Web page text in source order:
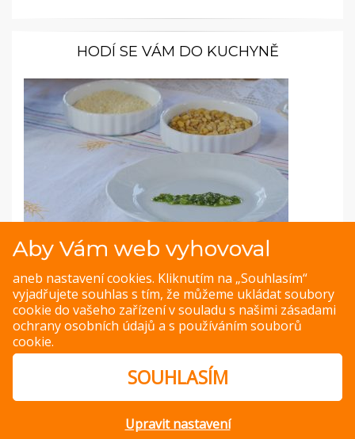
HODÍ SE VÁM DO KUCHYNĚ
Fotopostup: Bylinkové pesto
Tato pasta z bylinek, oříšků a česneku krásně doplní
těstoviny a přinese do vaší kuchyně vůni léta v každém
ročním období.
ZOBRAZIT
© Copyright 2014 – 2026 –Jak v kuchyni
Aby Vám web vyhovoval
aneb nastavení cookies. Kliknutím na „Souhlasím“
vyjadřujete souhlas s tím, že můžeme ukládat soubory
cookie do vašeho zařízení v souladu s našimi zásadami
ochrany osobních údajů a s používáním souborů
cookie.
SOUHLASÍM
Upravit nastavení